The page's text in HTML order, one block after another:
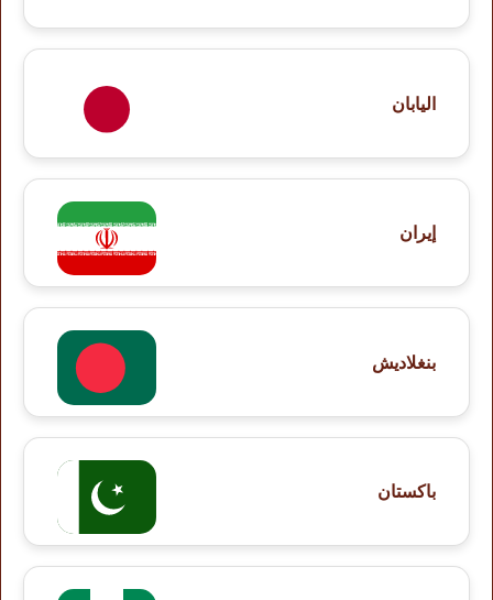
اليابان
إيران
بنغلاديش
باكستان